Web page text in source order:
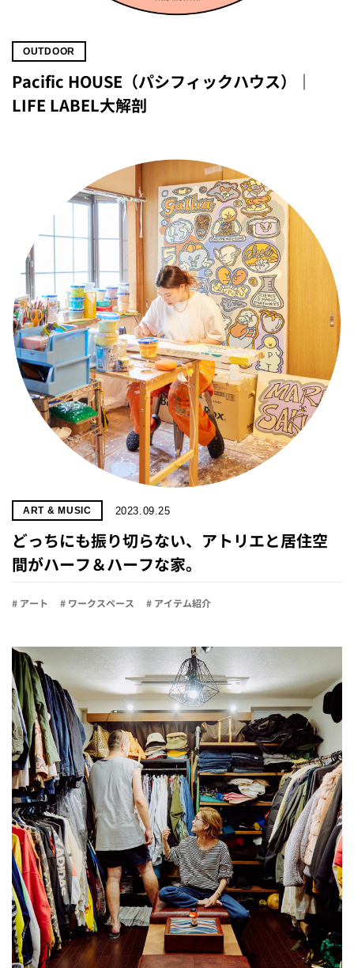
OUTDOOR
Pacific HOUSE（パシフィックハウス）｜
LIFE LABEL大解剖
ART & MUSIC 2023.09.25
どっちにも振り切らない、アトリエと居住空
間がハーフ＆ハーフな家。
# アート # ワークスペース # アイテム紹介